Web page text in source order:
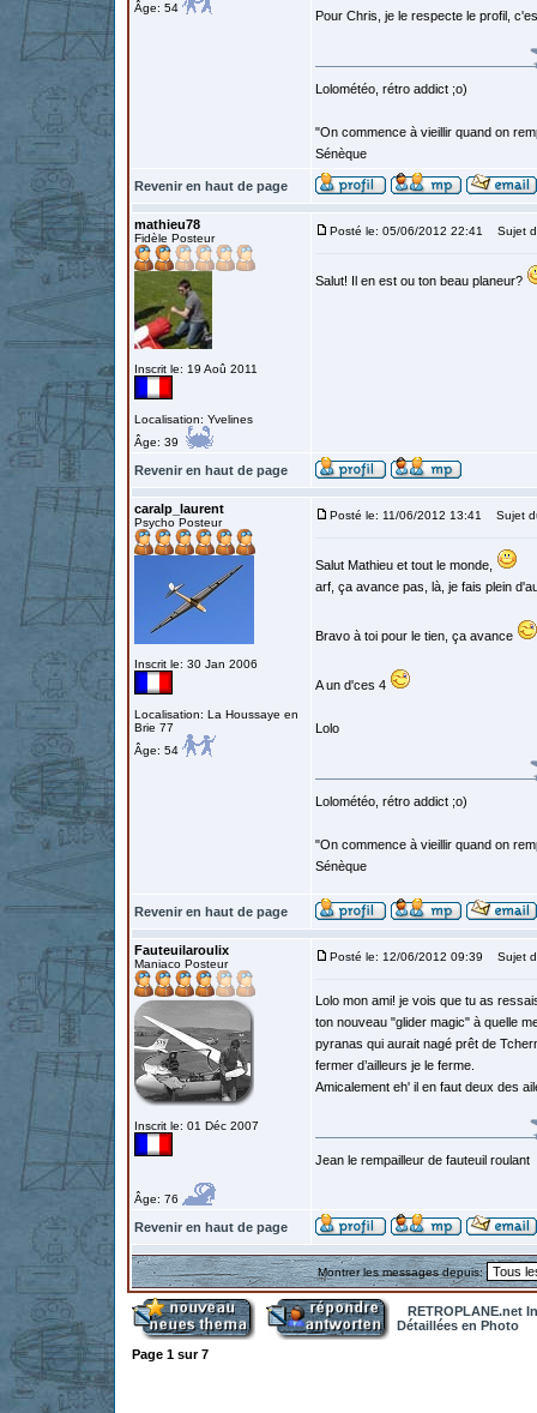
Âge: 54
Pour Chris, je le respecte le profil,
Lolométéo, rétro addict ;o)
"On commence à vieillir quand on
Sénèque
Revenir en haut de page
mathieu78
Fidèle Posteur
Inscrit le: 19 Aoû 2011
Localisation: Yvelines
Âge: 39
Posté le: 05/06/2012 22:41 Sujet
Salut! Il en est ou ton beau planeur?
Revenir en haut de page
caralp_laurent
Psycho Posteur
Inscrit le: 30 Jan 2006
Localisation: La Houssaye en
Brie 77
Âge: 54
Posté le: 11/06/2012 13:41 Sujet
Salut Mathieu et tout le monde,
arf, ça avance pas, là, je fais plein
Bravo à toi pour le tien, ça avance
A un d'ces 4
Lolo
Lolométéo, rétro addict ;o)
"On commence à vieillir quand on
Sénèque
Revenir en haut de page
Fauteuilaroulix
Maniaco Posteur
Inscrit le: 01 Déc 2007
Âge: 76
Posté le: 12/06/2012 09:39 Sujet
Lolo mon ami! je vois que tu as
ton nouveau "glider magic" à quelle
pyranas qui aurait nagé prêt de
fermer d’ailleurs je le ferme.
Amicalement eh' il en faut deux des
Jean le rempailleur de fauteuil roulant
Revenir en haut de page
Montrer les messages depuis:
RETROPLANE.net
Détaillées en Photo
Page 1 sur7